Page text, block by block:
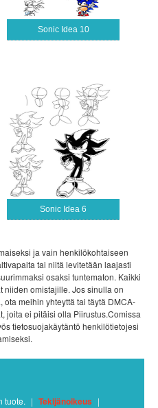
Sonic Idea 10
Sonic Idea 6
ja vain henkilökohtaiseen
tai niitä levitetään laajasti
osaksi tuntematon. Kaikki
niiden omistajille. Jos sinulla on
meihin yhteyttä tai täytä DMCA-
joita ei pitäisi olla Piirustus.Comissa
tietosuojakäytäntö henkilötietojesi
tuote. | Tekijänoikeus |